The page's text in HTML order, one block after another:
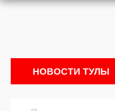
НОВОСТИ ТУЛЫ